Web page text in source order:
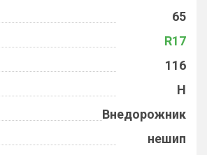
65
R17
116
H
Внедорожник
нешип